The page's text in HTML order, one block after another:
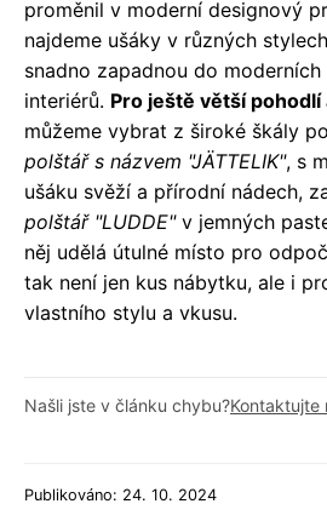
proměnil v moderní designový
najdeme ušáky v různých
snadno zapadnou do
interiérů. Pro ještě větší pohodlí
můžeme vybrat z široké škály
polštář s názvem "JÄTTELIK", s
ušáku svěží a přírodní nádech,
polštář "LUDDE"v jemných
něj udělá útulné místo pro
tak není jen kus nábytku, ale i
vlastního stylu a vkusu.
Našli jste v článku chybu?Kontaktujte
Publikováno: 24. 10. 2024